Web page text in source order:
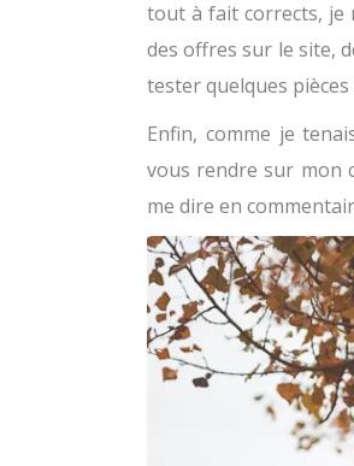
tout à fait corrects, je
des offres sur le site,
tester quelques pièces
Enfin, comme je
vous rendre sur mon
me dire en